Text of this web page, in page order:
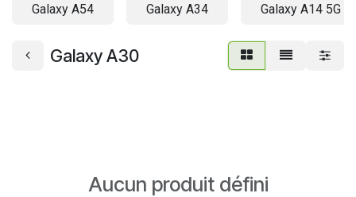
Galaxy A54 Galaxy A34 Galaxy A14 5G
Galaxy A30
Aucun produit défini